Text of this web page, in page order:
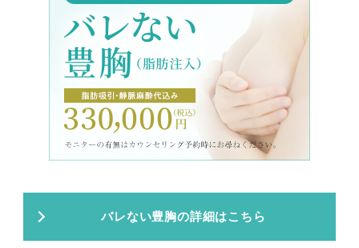
バレない豊胸の詳細はこちら